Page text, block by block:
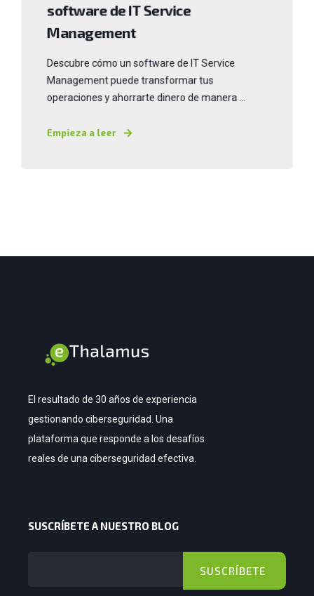
software de IT Service
Management
Descubre cómo un software de IT Service
Management puede transformar tus
operaciones y ahorrarte dinero de manera ...
Empieza a leer
El resultado de 30 años de experiencia
gestionando ciberseguridad. Una
plataforma que responde a los desafíos
reales de una ciberseguridad efectiva.
SUSCRÍBETE A NUESTRO BLOG